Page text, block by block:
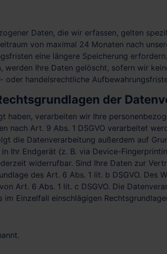
Daten, die wir erfassen, gelten
von maximal 24 Monaten nach
eine längere Speicherung
Ihre Daten gelöscht, sofern wir
oder handelsrechtliche
der
haben, verarbeiten wir Ihre
nach Art. 9 Abs. 1 DSGVO verarbeitet
die Datenverarbeitung außerdem auf
Ihr Endgerät (z. B. via Device-
widerrufbar. Sind Ihre Daten zur
des Art. 6 Abs. 1 lit. b DSGVO.
Art. 6 Abs. 1 lit. c DSGVO. Die
im Einzelfall einschlägigen